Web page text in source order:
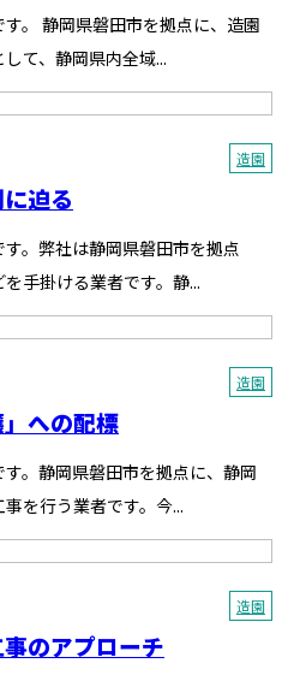
。 静岡県磐田市を拠点に、造園
て、静岡県内全域...
造園
迫る
。弊社は静岡県磐田市を拠点
手掛ける業者です。静...
造園
への配標
。静岡県磐田市を拠点に、静岡
を行う業者です。今...
造園
のアプローチ